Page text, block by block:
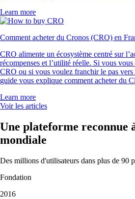
Learn more
Comment acheter du Cronos (CRO) en
CRO alimente un écosystème centré sur
récompenses et l’utilité réelle. Si vous vous
CRO ou si vous voulez franchir le pas vers
guide vous explique comment acheter du
Learn more
Voir les articles
Une plateforme reconnue
mondiale
Des millions d'utilisateurs dans plus de 90
Fondation
2016